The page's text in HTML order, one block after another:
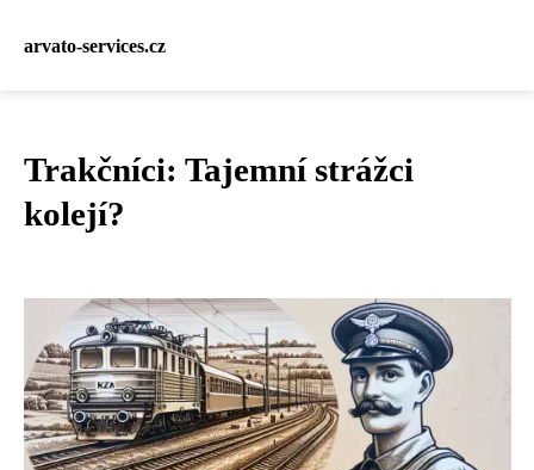
arvato-services.cz
Trakčníci: Tajemní strážci
kolejí?